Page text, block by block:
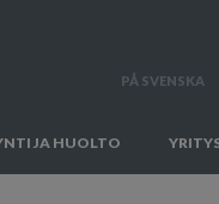
PÅ SVENSKA
JA HUOLTO